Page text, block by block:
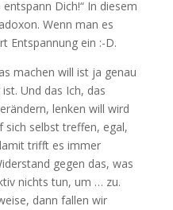
Dich!“ In diesem
Wenn man es
Entspannung ein :-D.
machen will ist ja genau
Und das Ich, das
lenken will wird
sich selbst treffen, egal,
trifft es immer
gegen das, was
nichts tun, um … zu.
dann fallen wir